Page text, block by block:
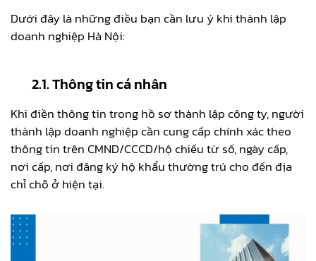
Dưới đây là những điều bạn cần lưu ý khi thành lập
doanh nghiệp Hà Nội:
2.1. Thông tin cá nhân
Khi điền thông tin trong hồ sơ thành lập công ty, người
thành lập doanh nghiệp cần cung cấp chính xác theo
thông tin trên CMND/CCCD/hộ chiếu từ số, ngày cấp,
nơi cấp, nơi đăng ký hộ khẩu thường trú cho đến địa
chỉ chỗ ở hiện tại.